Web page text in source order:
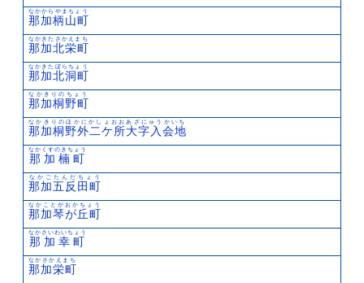
那加柄山町
なかからやまちょう
那加北栄町
なかきたさかえまち
那加北洞町
なかきたぼらちょう
那加桐野町
なかきりのちょう
那加桐野外二ケ所大字入会地
なかきりのほかにかしょおおあざにゅうかいち
那加楠町
なかくすのきちょう
那加五反田町
なかごたんだちょう
那加琴が丘町
なかことがおかちょう
那加幸町
なかさいわいちょう
那加栄町
なかさかえまち